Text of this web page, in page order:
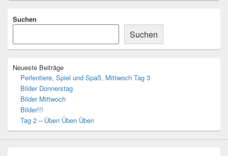
Sidebar
Suchen
Suchen
Neueste Beiträge
Perlentiere, Spiel und Spaß, Mittwoch Tag 3
Bilder Donnerstag
Bilder Mittwoch
Bilder!!!
Tag 2 – Üben Üben Üben